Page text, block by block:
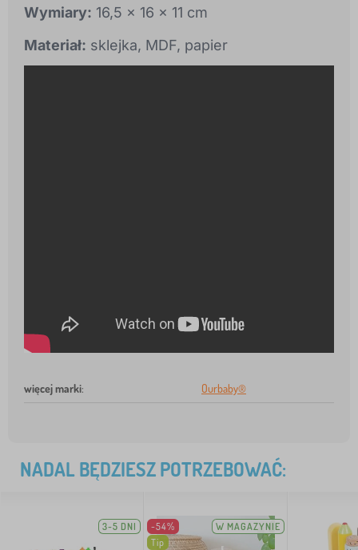
Wymiary: 16,5 x 16 x 11 cm
Materiał: sklejka, MDF, papier
więcej marki: Ourbaby®
NADAL BĘDZIESZ POTRZEBOWAĆ:
3-5 DNI
-54%
Tip
W MAGAZYNIE